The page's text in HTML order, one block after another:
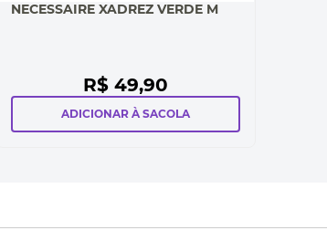
NECESSAIRE XADREZ VERDE M
R$ 49,90
ADICIONAR À SACOLA